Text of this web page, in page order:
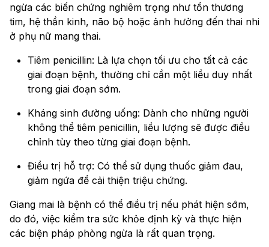
ngừa các biến chứng nghiêm trọng như tổn thương
tim, hệ thần kinh, não bộ hoặc ảnh hưởng đến thai nhi
ở phụ nữ mang thai.
Tiêm penicillin: Là lựa chọn tối ưu cho tất cả các
giai đoạn bệnh, thường chỉ cần một liều duy nhất
trong giai đoạn sớm.
Kháng sinh đường uống: Dành cho những người
không thể tiêm penicillin, liều lượng sẽ được điều
chỉnh tùy theo từng giai đoạn bệnh.
Điều trị hỗ trợ: Có thể sử dụng thuốc giảm đau,
giảm ngứa để cải thiện triệu chứng.
Giang mai là bệnh có thể điều trị nếu phát hiện sớm,
do đó, việc kiểm tra sức khỏe định kỳ và thực hiện
các biện pháp phòng ngừa là rất quan trọng.